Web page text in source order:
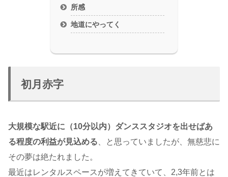
所感
地道にやってく
初月赤字
大規模な駅近に（10分以内）ダンススタジオを出せばあ
る程度の利益が見込める 、と思っていましたが、無慈悲に
その夢は絶たれました。
最近はレンタルスペースが増えてきていて、2,3年前とは